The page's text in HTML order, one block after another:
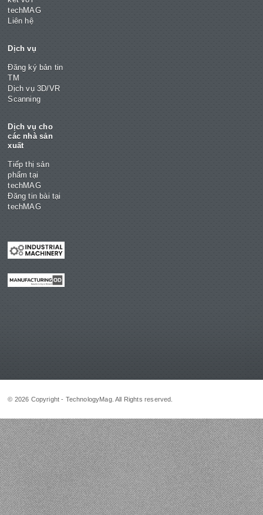
techMAG
Liên hệ
Dịch vụ
Đăng ký bản tin
TM
Dịch vụ 3D/VR
Scanning
Dịch vụ cho
các nhà sản
xuất
Tiếp thị sản
phẩm tại
techMAG
Đăng tin bài tại
techMAG
© 2026 Copyright - TechnologyMag. All Rights reserved.